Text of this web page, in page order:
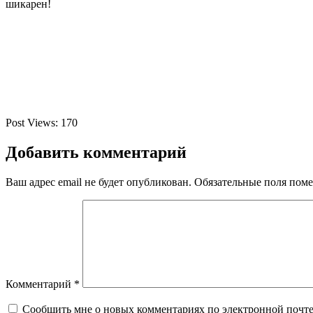
шикарен!
Post Views: 170
Добавить комментарий
Ваш адрес email не будет опубликован. Обязательные поля
Комментарий *
Сообщить мне о новых комментариях по электронной почте